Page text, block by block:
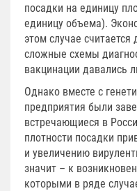
посадки на единицу
единицу объема).
этом случае считается
сложные схемы
вакцинации давались
Однако вместе с
предприятия были
встречающиеся в
плотности посадки
и увеличению
значит – к
которыми в ряде